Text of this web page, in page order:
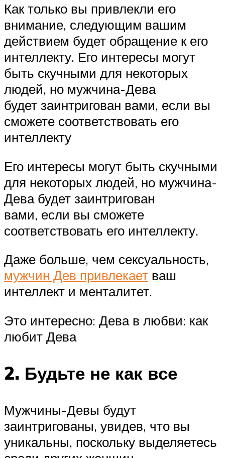
Как только вы привлекли его
внимание, следующим вашим
действием будет обращение к его
интеллекту. Его интересы могут
быть скучными для некоторых
людей, но мужчина-Дева
будет заинтригован вами, если вы
сможете соответствовать его
интеллекту
Его интересы могут быть скучными
для некоторых людей, но мужчина-
Дева будет заинтригован
вами, если вы сможете
соответствовать его интеллекту.
Даже больше, чем сексуальность,
мужчин Дев привлекает ваш
интеллект и менталитет.
Это интересно: Дева в любви: как
любит Дева
2. Будьте не как все
Мужчины-Девы будут
заинтригованы, увидев, что вы
уникальны, поскольку выделяетесь